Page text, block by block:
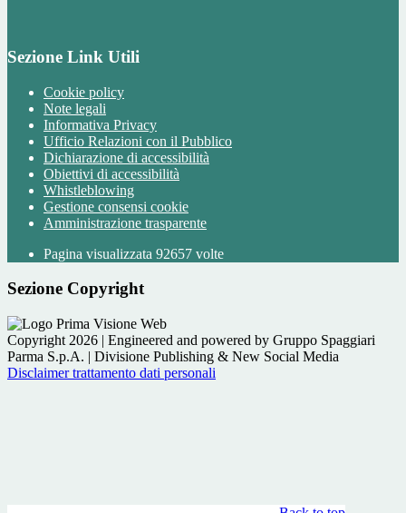
Sezione Link Utili
Cookie policy
Note legali
Informativa Privacy
Ufficio Relazioni con il Pubblico
Dichiarazione di accessibilità
Obiettivi di accessibilità
Whistleblowing
Gestione consensi cookie
Amministrazione trasparente
Pagina visualizzata 92657 volte
Sezione Copyright
Copyright 2026 | Engineered and powered by Gruppo Spaggiari
Parma S.p.A. | Divisione Publishing & New Social Media
Disclaimer trattamento dati personali